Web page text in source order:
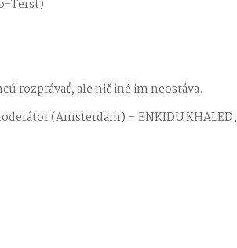
Terst)
rozprávať, ale nič iné im neostáva.
(Amsterdam) – ENKIDU KHALED,